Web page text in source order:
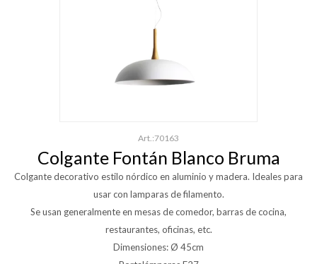
70163
Colgante Fontán Blanco Bruma
Colgante decorativo estilo nórdico en aluminio y madera. Ideales para
usar con lamparas de filamento.
Se usan generalmente en mesas de comedor, barras de cocina,
restaurantes, oficinas, etc.
Dimensiones: Ø 45cm